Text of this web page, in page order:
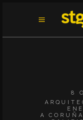
8
A CORUÑA